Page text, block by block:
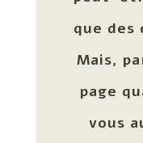
que des
Mais,
page
vous